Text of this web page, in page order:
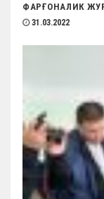
ФАРҒОНАЛИК
31.03.2022